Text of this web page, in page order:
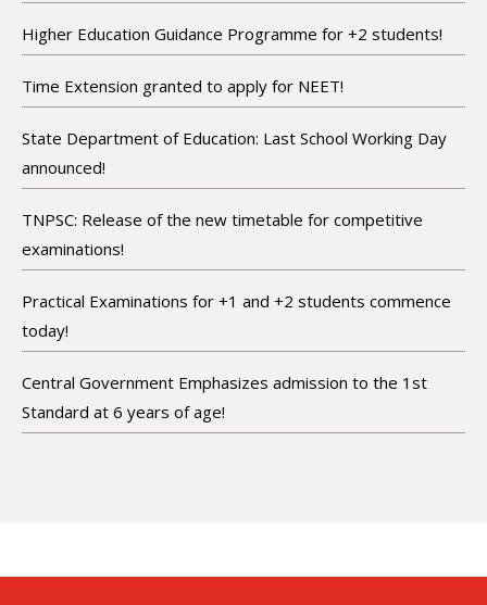
Higher Education Guidance Programme for +2 students!
Time Extension granted to apply for NEET!
State Department of Education: Last School Working Day
announced!
TNPSC: Release of the new timetable for competitive
examinations!
Practical Examinations for +1 and +2 students commence
today!
Central Government Emphasizes admission to the 1st
Standard at 6 years of age!